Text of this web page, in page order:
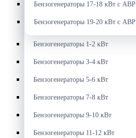
Бензогенераторы 17-18 кВт с АВР
Бензогенераторы 19-20 кВт с АВР
Бензогенераторы 1-2 кВт
Бензогенераторы 3-4 кВт
Бензогенераторы 5-6 кВт
Бензогенераторы 7-8 кВт
Бензогенераторы 9-10 кВт
Бензогенераторы 11-12 кВт